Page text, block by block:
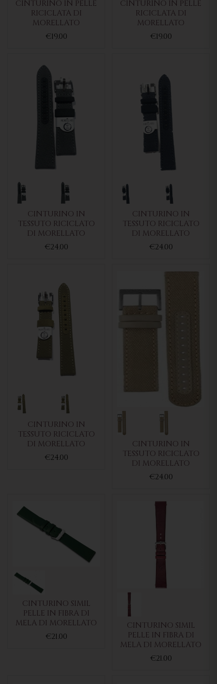
CINTURINO IN PELLE
RICICLATA DI
MORELLATO
€19.00
CINTURINO IN PELLE
RICICLATA DI
MORELLATO
€19.00
CINTURINO IN
TESSUTO RICICLATO
DI MORELLATO
€24.00
CINTURINO IN
TESSUTO RICICLATO
DI MORELLATO
€24.00
CINTURINO IN
TESSUTO RICICLATO
DI MORELLATO
€24.00
CINTURINO IN
TESSUTO RICICLATO
DI MORELLATO
€24.00
CINTURINO SIMIL
PELLE IN FIBRA DI
MELA DI MORELLATO
€21.00
CINTURINO SIMIL
PELLE IN FIBRA DI
MELA DI MORELLATO
€21.00